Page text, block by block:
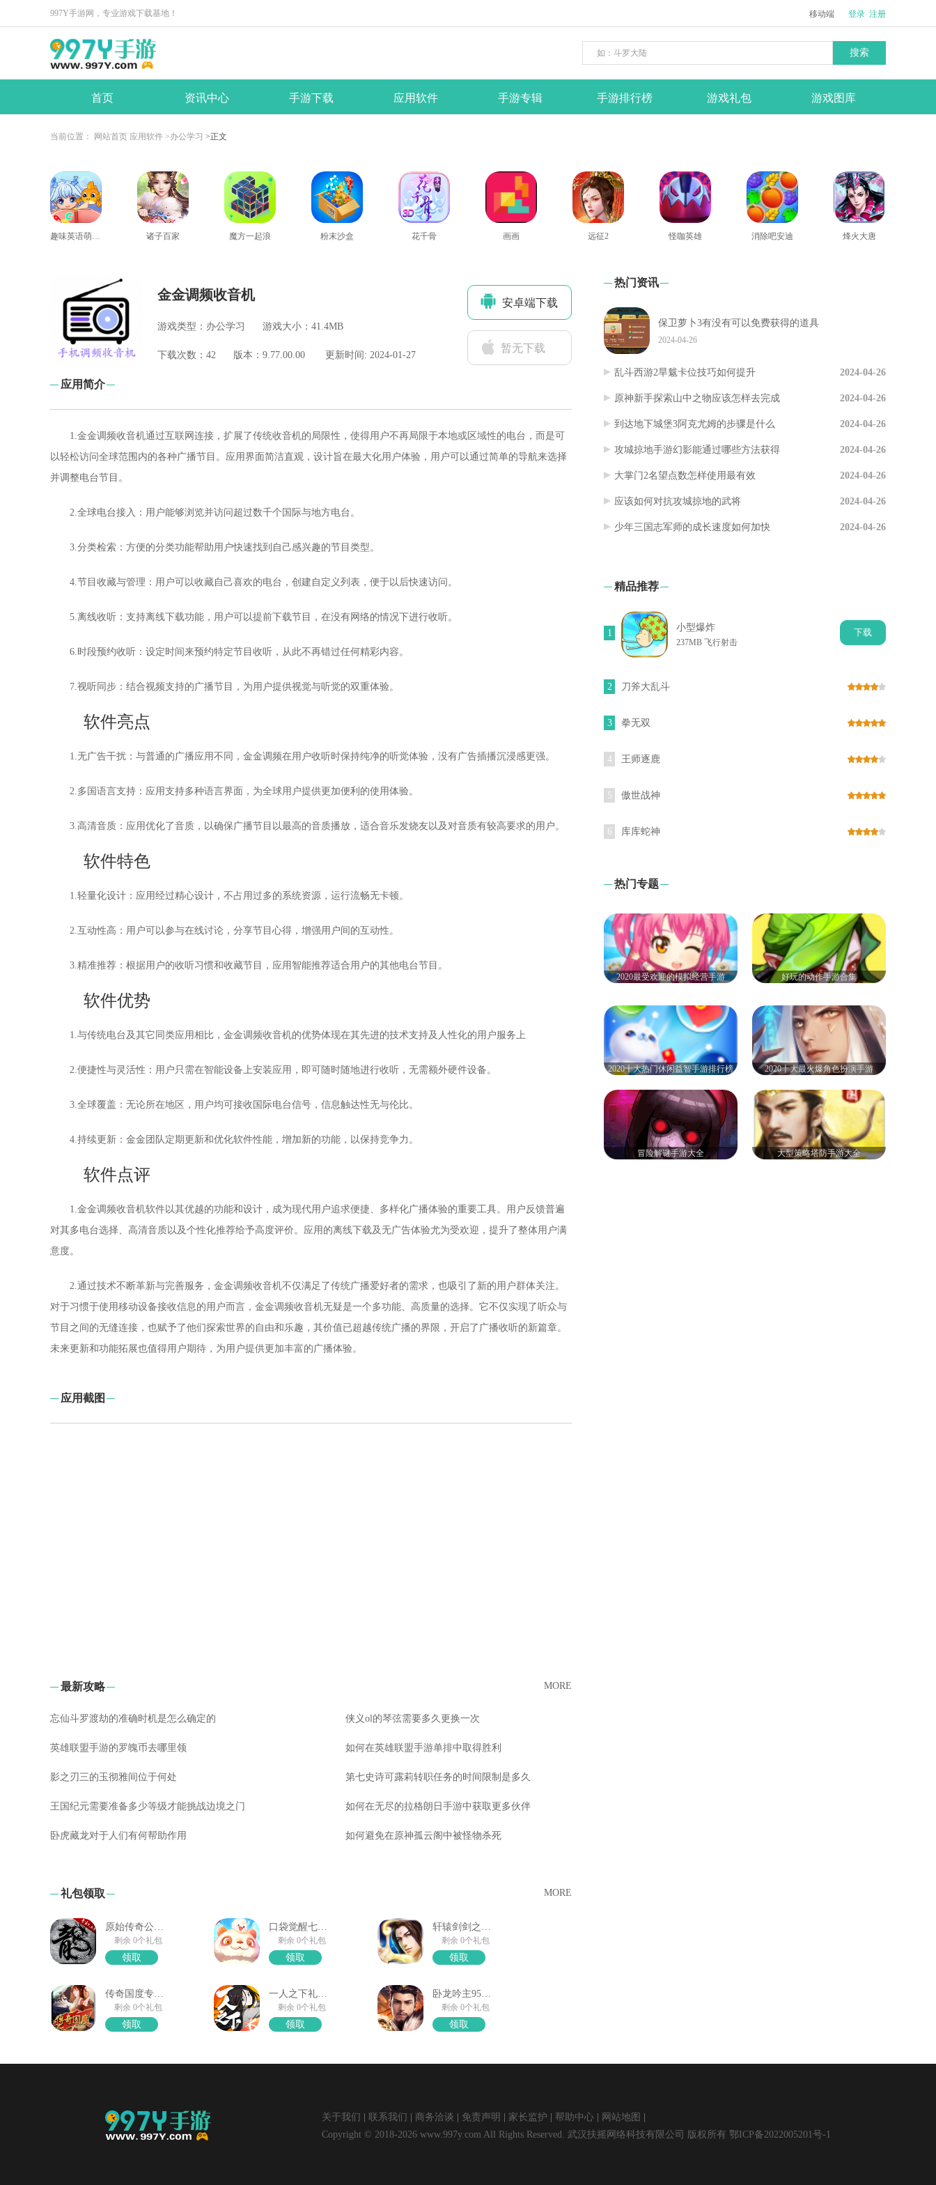
997Y手游网，专业游戏下载基地！ 移动端 登录 注册
搜索
首页 资讯中心 手游下载 应用软件 手游专辑 手游排行榜 游戏礼包 游戏图库
当前位置： 网站首页 应用软件 >办公学习 >正文
趣味英语萌宠团 诸子百家 魔方一起浪 粉末沙盒 花千骨 画画 远征2 怪咖英雄 消除吧安迪 烽火大唐
金金调频收音机
游戏类型： 办公学习 游戏大小： 41.4MB
下载次数： 42 版本： 9.77.00.00 更新时间: 2024-01-27
安卓端下载
暂无下载
应用简介
1.金金调频收音机通过互联网连接，扩展了传统收音机的局限性，使得用户不再局限于本地或区域性的电台，而是可
以轻松访问全球范围内的各种广播节目。应用界面简洁直观，设计旨在最大化用户体验，用户可以通过简单的导航来选择
并调整电台节目。
2.全球电台接入：用户能够浏览并访问超过数千个国际与地方电台。
3.分类检索：方便的分类功能帮助用户快速找到自己感兴趣的节目类型。
4.节目收藏与管理：用户可以收藏自己喜欢的电台，创建自定义列表，便于以后快速访问。
5.离线收听：支持离线下载功能，用户可以提前下载节目，在没有网络的情况下进行收听。
6.时段预约收听：设定时间来预约特定节目收听，从此不再错过任何精彩内容。
7.视听同步：结合视频支持的广播节目，为用户提供视觉与听觉的双重体验。
软件亮点
1.无广告干扰：与普通的广播应用不同，金金调频在用户收听时保持纯净的听觉体验，没有广告插播沉浸感更强。
2.多国语言支持：应用支持多种语言界面，为全球用户提供更加便利的使用体验。
3.高清音质：应用优化了音质，以确保广播节目以最高的音质播放，适合音乐发烧友以及对音质有较高要求的用户。
软件特色
1.轻量化设计：应用经过精心设计，不占用过多的系统资源，运行流畅无卡顿。
2.互动性高：用户可以参与在线讨论，分享节目心得，增强用户间的互动性。
3.精准推荐：根据用户的收听习惯和收藏节目，应用智能推荐适合用户的其他电台节目。
软件优势
1.与传统电台及其它同类应用相比，金金调频收音机的优势体现在其先进的技术支持及人性化的用户服务上
2.便捷性与灵活性：用户只需在智能设备上安装应用，即可随时随地进行收听，无需额外硬件设备。
3.全球覆盖：无论所在地区，用户均可接收国际电台信号，信息触达性无与伦比。
4.持续更新：金金团队定期更新和优化软件性能，增加新的功能，以保持竞争力。
软件点评
1.金金调频收音机软件以其优越的功能和设计，成为现代用户追求便捷、多样化广播体验的重要工具。用户反馈普遍
对其多电台选择、高清音质以及个性化推荐给予高度评价。应用的离线下载及无广告体验尤为受欢迎，提升了整体用户满
意度。
2.通过技术不断革新与完善服务，金金调频收音机不仅满足了传统广播爱好者的需求，也吸引了新的用户群体关注。
对于习惯于使用移动设备接收信息的用户而言，金金调频收音机无疑是一个多功能、高质量的选择。它不仅实现了听众与
节目之间的无缝连接，也赋予了他们探索世界的自由和乐趣，其价值已超越传统广播的界限，开启了广播收听的新篇章。
未来更新和功能拓展也值得用户期待，为用户提供更加丰富的广播体验。
应用截图
最新攻略 MORE
忘仙斗罗渡劫的准确时机是怎么确定的 侠义ol的琴弦需要多久更换一次
英雄联盟手游的罗魄币去哪里领 如何在英雄联盟手游单排中取得胜利
影之刃三的玉彻雅间位于何处 第七史诗可露莉转职任务的时间限制是多久
王国纪元需要准备多少等级才能挑战边境之门 如何在无尽的拉格朗日手游中获取更多伙伴
卧虎藏龙对于人们有何帮助作用 如何避免在原神孤云阁中被怪物杀死
礼包领取 MORE
原始传奇公测大礼包
剩余 0个礼包
领取
口袋觉醒七夕礼包
剩余 0个礼包
领取
轩辕剑剑之源礼包领取
剩余 0个礼包
领取
传奇国度专属礼包领取
剩余 0个礼包
领取
一人之下礼包领取
剩余 0个礼包
领取
卧龙吟主95公节礼包
剩余 0个礼包
领取
热门资讯
保卫萝卜3有没有可以免费获得的道具
2024-04-26
乱斗西游2旱魃卡位技巧如何提升 2024-04-26
原神新手探索山中之物应该怎样去完成 2024-04-26
到达地下城堡3阿克尤姆的步骤是什么 2024-04-26
攻城掠地手游幻影能通过哪些方法获得 2024-04-26
大掌门2名望点数怎样使用最有效 2024-04-26
应该如何对抗攻城掠地的武将 2024-04-26
少年三国志军师的成长速度如何加快 2024-04-26
精品推荐
1
小型爆炸
237MB 飞行射击
下载
2 刀斧大乱斗
3 拳无双
4 王师逐鹿
5 傲世战神
6 库库蛇神
热门专题
2020最受欢迎的模拟经营手游 好玩的动作手游合集
2020十大热门休闲益智手游排行榜 2020十大最火爆角色扮演手游
冒险解谜手游大全 大型策略塔防手游大全
关于我们 联系我们 商务洽谈 免责声明 家长监护 帮助中心
网站地图
Copyright © 2018-2026 www.997y.com All Rights Reserved. 武汉扶摇网络科技有限公司 版权所有 鄂ICP备2022005201号-1